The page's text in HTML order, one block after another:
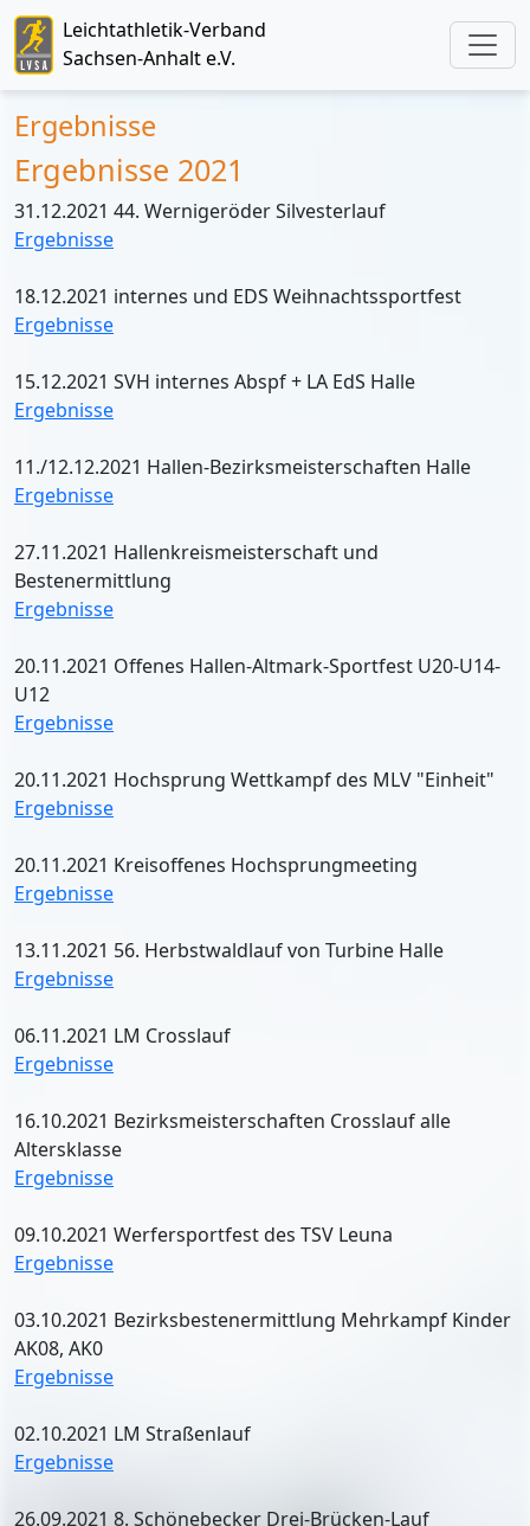
Leichtathletik-Verband
Sachsen-Anhalt e.V.
Ergebnisse
Ergebnisse 2021
31.12.2021 44. Wernigeröder Silvesterlauf
Ergebnisse
18.12.2021 internes und EDS Weihnachtssportfest
Ergebnisse
15.12.2021 SVH internes Abspf + LA EdS Halle
Ergebnisse
11./12.12.2021 Hallen-Bezirksmeisterschaften Halle
Ergebnisse
27.11.2021 Hallenkreismeisterschaft und
Bestenermittlung
Ergebnisse
20.11.2021 Offenes Hallen-Altmark-Sportfest U20-U14-
U12
Ergebnisse
20.11.2021 Hochsprung Wettkampf des MLV "Einheit"
Ergebnisse
20.11.2021 Kreisoffenes Hochsprungmeeting
Ergebnisse
13.11.2021 56. Herbstwaldlauf von Turbine Halle
Ergebnisse
06.11.2021 LM Crosslauf
Ergebnisse
16.10.2021 Bezirksmeisterschaften Crosslauf alle
Altersklasse
Ergebnisse
09.10.2021 Werfersportfest des TSV Leuna
Ergebnisse
03.10.2021 Bezirksbestenermittlung Mehrkampf Kinder
AK08, AK0
Ergebnisse
02.10.2021 LM Straßenlauf
Ergebnisse
26.09.2021 8. Schönebecker Drei-Brücken-Lauf